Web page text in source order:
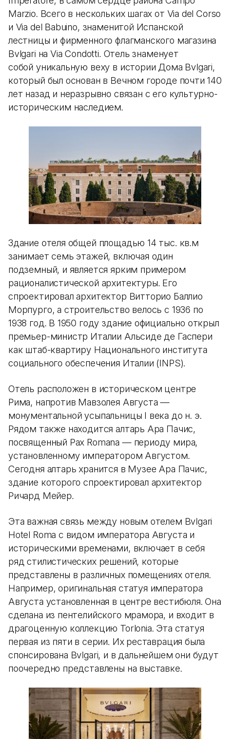
Marzio. Всего в нескольких шагах от Via del Corso
и Via del Babuino, знаменитой Испанской
лестницы и фирменного флагманского магазина
Bvlgari на Via Condotti. Отель знаменует
собой уникальную веху в истории Дома Bvlgari,
который был основан в Вечном городе почти 140
лет назад и неразрывно связан с его культурно-
историческим наследием.
Здание отеля общей площадью 14 тыс. кв.м
занимает семь этажей, включая один
подземный, и является ярким примером
рационалистической архитектуры. Его
спроектировал архитектор Витторио Баллио
Морпурго, а строительство велось с 1936 по
1938 год. В 1950 году здание официально открыл
премьер-министр Италии Альсиде де Гаспери
как штаб-квартиру Национального института
социального обеспечения Италии (INPS).
Отель расположен в историческом центре
Рима, напротив Мавзолея Августа —
монументальной усыпальницы I века до н. э.
Рядом также находится алтарь Ара Пачис,
посвященный Pax Romana — периоду мира,
установленному императором Августом.
Сегодня алтарь хранится в Музее Ара Пачис,
здание которого спроектировал архитектор
Ричард Мейер.
Эта важная связь между новым отелем Bvlgari
Hotel Roma с видом императора Августа и
историческими временами, включает в себя
ряд стилистических решений, которые
представлены в различных помещениях отеля.
Например, оригинальная статуя императора
Августа установленная в центре вестибюля. Она
сделана из пентелийского мрамора, и входит в
драгоценную коллекцию Torlonia. Эта статуя
первая из пяти в серии. Их реставрация была
спонсирована Bvlgari, и в дальнейшем они будут
поочередно представлены на выставке.